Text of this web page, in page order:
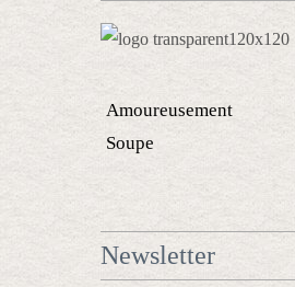
Amoureusement
Soupe
Newsletter